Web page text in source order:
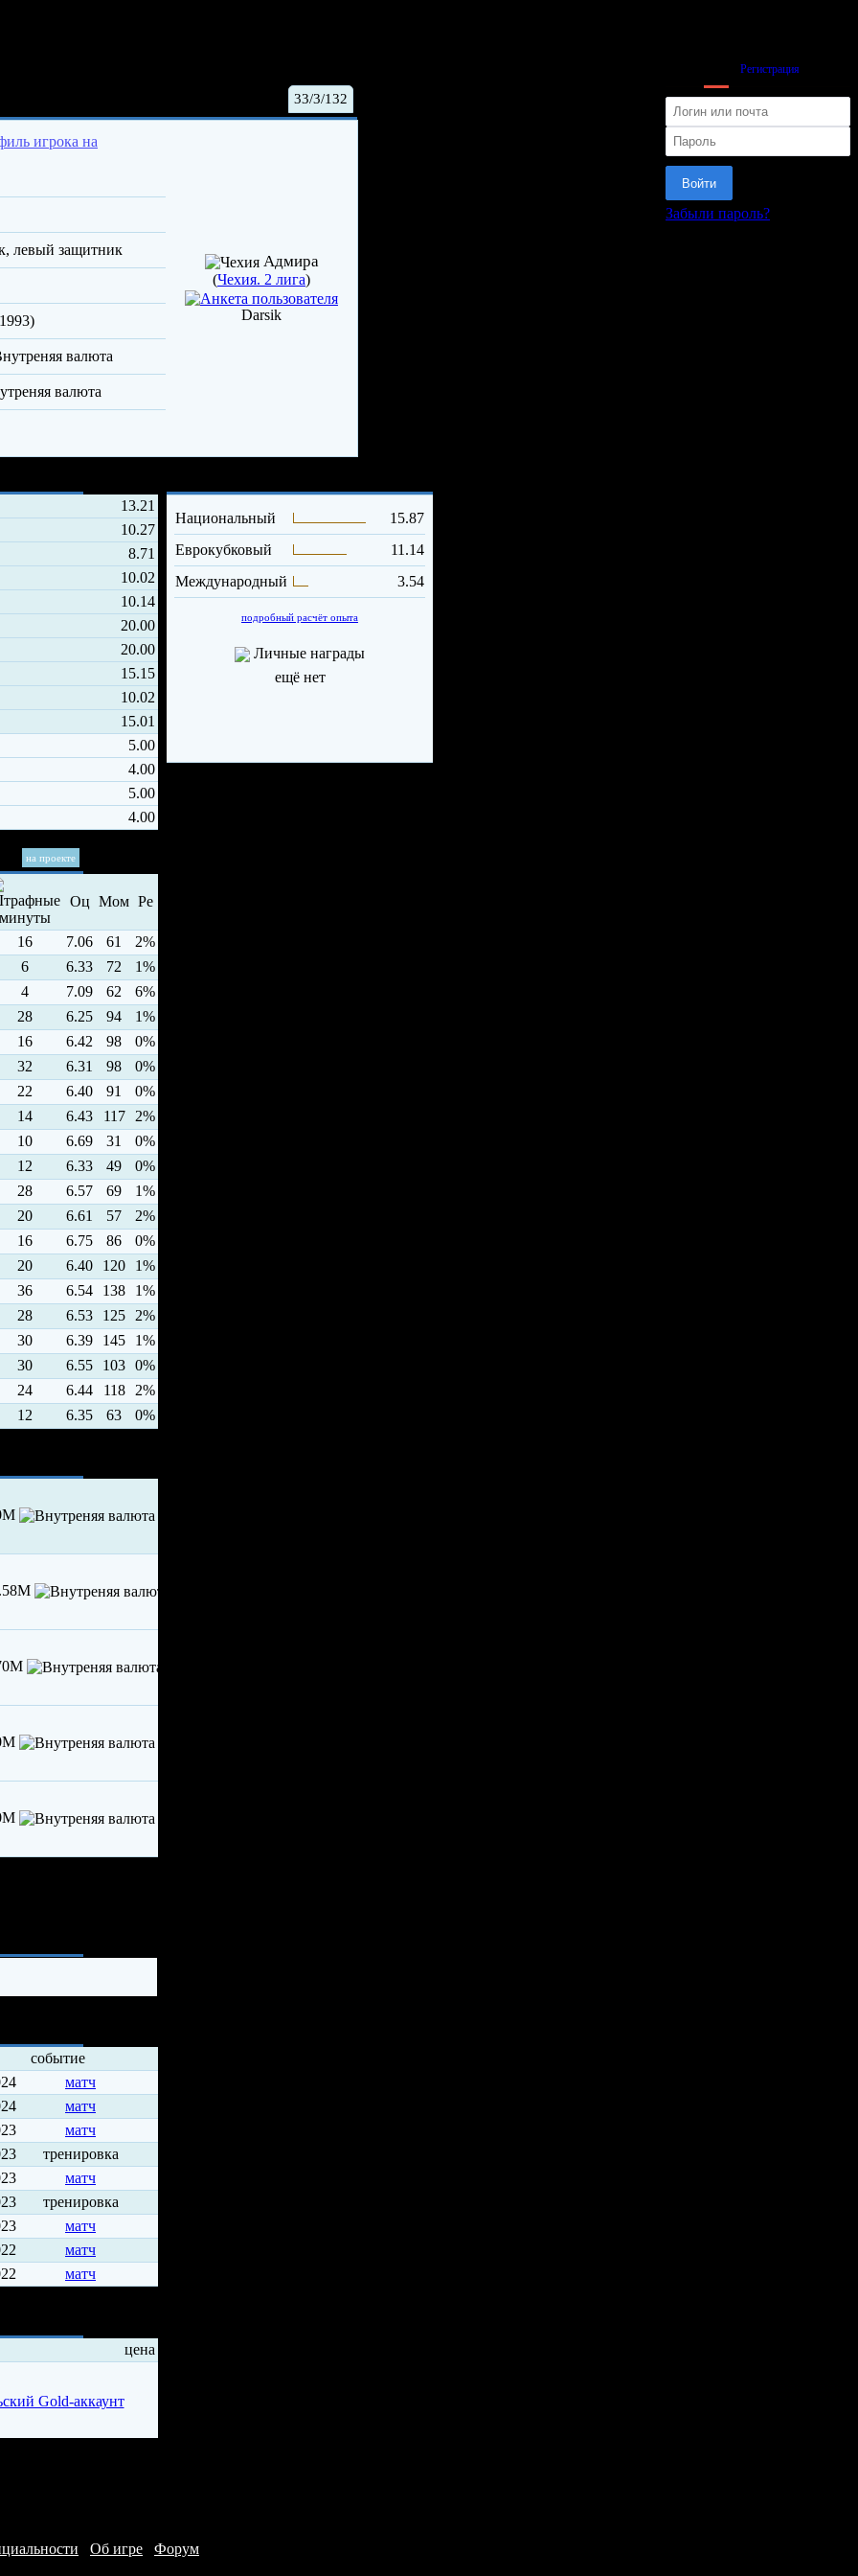
Регистрация
Войти
Забыли пароль?
33/3/132
левый защитник
Адмира
(Чехия. 2 лига)
Darsik
13.21
10.27
8.71
10.02
10.14
20.00
20.00
15.15
10.02
15.01
5.00
4.00
5.00
4.00
на проекте
Оц Мом Ре
16 7.06 61
2%
6
6.33 72
1%
4
7.09 62
6%
28
6.25 94
1%
16
6.42 98
0%
32
6.31 98
0%
22
6.40 91
0%
14
6.43 117
2%
10
6.69 31
0%
12
6.33 49
0%
28
6.57 69
1%
20
6.61 57
2%
16
6.75 86
0%
20
6.40 120
1%
36
6.54 138
1%
28
6.53 125
2%
30
6.39 145
1%
30
6.55 103 0%
24
6.44 118
2%
12
6.35 63 0%
событие
матч
матч
матч
тренировка
матч
тренировка
матч
матч
матч
цена
Национальный
15.87
Еврокубковый
11.14
Международный
3.54
подробный расчёт опыта
Личные награды
ещё нет
Об игре Форум